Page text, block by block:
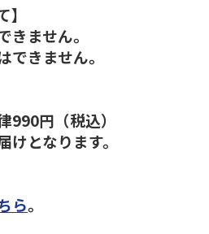
ません。
きません。
990円（税込）
となります。
ら。